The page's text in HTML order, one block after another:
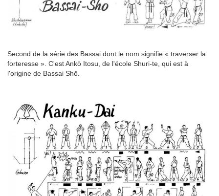
Second de la série des Bassai dont le nom signifie « traverser la
forteresse ». C'est Ankō Itosu, de l'école Shuri-te, qui est à
l'origine de Bassai Shō.